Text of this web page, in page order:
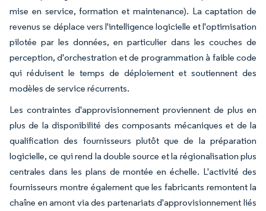
mise en service, formation et maintenance). La captation de
revenus se déplace vers l'intelligence logicielle et l'optimisation
pilotée par les données, en particulier dans les couches de
perception, d'orchestration et de programmation à faible code
qui réduisent le temps de déploiement et soutiennent des
modèles de service récurrents.
Les contraintes d'approvisionnement proviennent de plus en
plus de la disponibilité des composants mécaniques et de la
qualification des fournisseurs plutôt que de la préparation
logicielle, ce qui rend la double source et la régionalisation plus
centrales dans les plans de montée en échelle. L'activité des
fournisseurs montre également que les fabricants remontent la
chaîne en amont via des partenariats d'approvisionnement liés